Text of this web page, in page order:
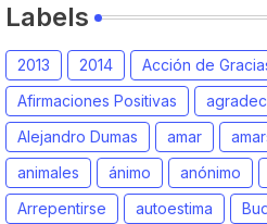
Labels
2013 2014 Acción de
Afirmaciones Positivas
Alejandro Dumas
amar
animales
ánimo anónimo
Arrepentirse
autoestima